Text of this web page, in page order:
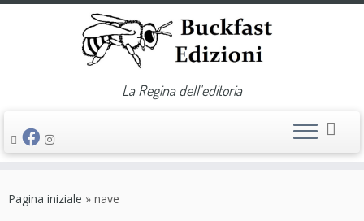
La Regina dell'editoria
Pagina iniziale » nave